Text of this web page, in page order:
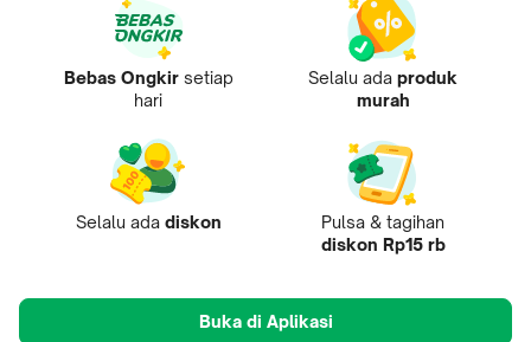
Bebas Ongkir setiap
hari
Selalu ada produk
murah
Selalu ada diskon
Pulsa & tagihan
diskon Rp15 rb
Buka di Aplikasi